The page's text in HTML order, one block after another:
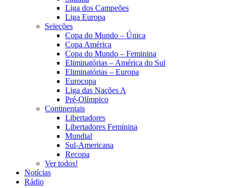
Liga dos Campeões
Liga Europa
Seleções
Copa do Mundo – Única
Copa América
Copa do Mundo – Feminina
Eliminatórias – América do Sul
Eliminatórias – Europa
Eurocopa
Liga das Nações A
Pré-Olímpico
Continentais
Libertadores
Libertadores Feminina
Mundial
Sul-Americana
Recopa
Ver todos!
Notícias
Rádio